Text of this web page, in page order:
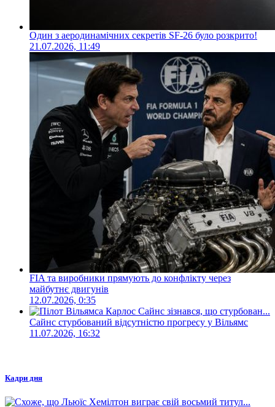
Один з аеродинамічних секретів SF-26 було розкрито!
21.07.2026, 11:49
FIA та виробники прямують до конфлікту через
майбутнє двигунів
12.07.2026, 0:35
Сайнс стурбований відсутністю прогресу у Вільямс
11.07.2026, 16:32
Кадри дня